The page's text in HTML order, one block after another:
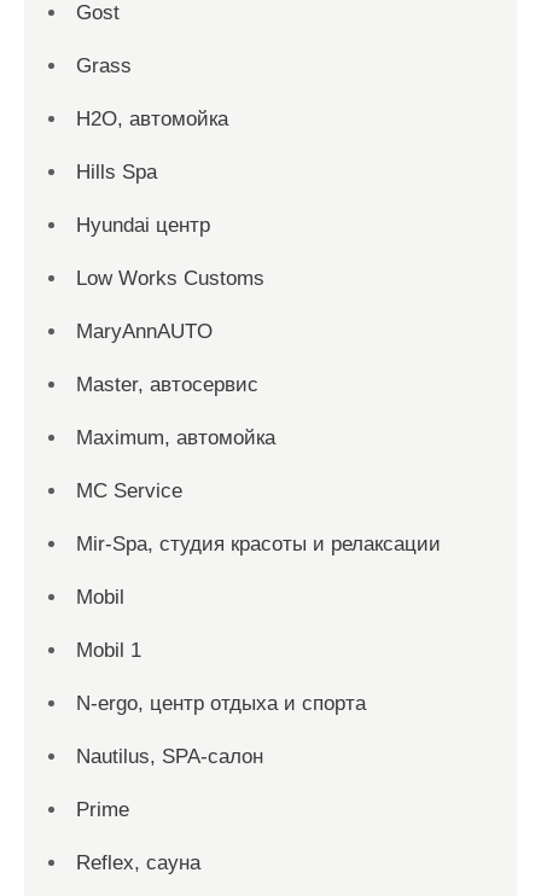
Gost
Grass
H2O, автомойка
Hills Spa
Hyundai центр
Low Works Customs
MaryAnnAUTO
Master, автосервис
Maximum, автомойка
MC Service
Mir-Spa, студия красоты и релаксации
Mobil
Mobil 1
N-ergo, центр отдыха и спорта
Nautilus, SPA-салон
Prime
Reflex, сауна